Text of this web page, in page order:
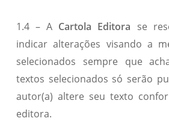
1.4 – A Cartola Editora se
indicar alterações visando a
selecionados sempre que
textos selecionados só serão
autor(a) altere seu texto
editora.